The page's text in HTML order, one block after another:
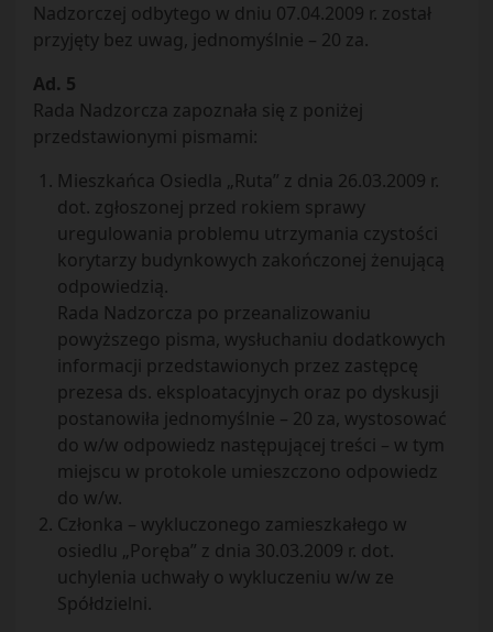
Nadzorczej odbytego w dniu 07.04.2009 r. został
przyjęty bez uwag, jednomyślnie – 20 za.
Ad. 5
Rada Nadzorcza zapoznała się z poniżej
przedstawionymi pismami:
Mieszkańca Osiedla „Ruta” z dnia 26.03.2009 r.
dot. zgłoszonej przed rokiem sprawy
uregulowania problemu utrzymania czystości
korytarzy budynkowych zakończonej żenującą
odpowiedzią.
Rada Nadzorcza po przeanalizowaniu
powyższego pisma, wysłuchaniu dodatkowych
informacji przedstawionych przez zastępcę
prezesa ds. eksploatacyjnych oraz po dyskusji
postanowiła jednomyślnie – 20 za, wystosować
do w/w odpowiedz następującej treści – w tym
miejscu w protokole umieszczono odpowiedz
do w/w.
Członka – wykluczonego zamieszkałego w
osiedlu „Poręba” z dnia 30.03.2009 r. dot.
uchylenia uchwały o wykluczeniu w/w ze
Spółdzielni.